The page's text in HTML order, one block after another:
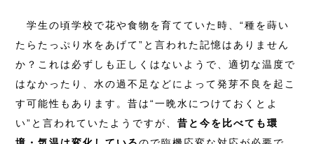
学生の頃学校で花や食物を育てていた時、“種を蒔い
たらたっぷり水をあげて”と言われた記憶はありません
か？これは必ずしも正しくはないようで、適切な温度で
はなかったり、水の過不足などによって発芽不良を起こ
す可能性もあります。昔は“一晩水につけておくとよ
い”と言われていたようですが、昔と今を比べても環